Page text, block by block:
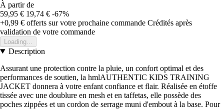
À partir de
59,95 € 19,74 € -67%
+0,99 € offerts sur votre prochaine commande Crédités après
validation de votre commande
Loading...
Description
Assurant une protection contre la pluie, un confort optimal et des
performances de soutien, la hmlAUTHENTIC KIDS TRAINING
JACKET donnera à votre enfant confiance et flair. Réalisée en étoffe
tissée avec une doublure en mesh et en taffetas, elle possède des
poches zippées et un cordon de serrage muni d'embout à la base. Pour